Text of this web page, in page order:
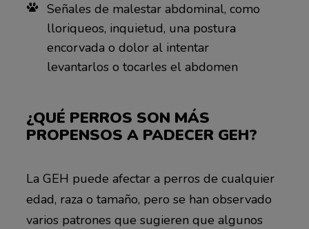
Señales de malestar abdominal, como
lloriqueos, inquietud, una postura
encorvada o dolor al intentar
levantarlos o tocarles el abdomen
¿QUÉ PERROS SON MÁS
PROPENSOS A PADECER GEH?
La GEH puede afectar a perros de cualquier
edad, raza o tamaño, pero se han observado
varios patrones que sugieren que algunos